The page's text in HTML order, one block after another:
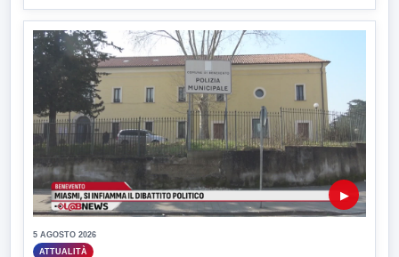
▶
5 AGOSTO 2026
ATTUALITÀ